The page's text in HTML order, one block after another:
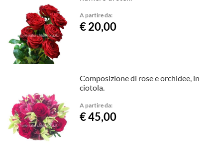
A partire da:
€ 20,00
Composizione di rose e orchidee, in
ciotola.
A partire da:
€ 45,00